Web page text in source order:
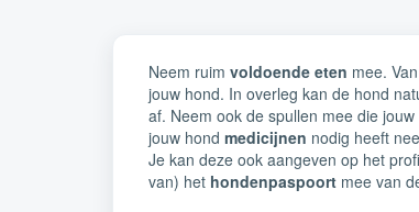
Neem ruim voldoende eten mee.
jouw hond. In overleg kan de hond
af. Neem ook de spullen mee die
jouw hond medicijnen nodig heeft
Je kan deze ook aangeven op het
van) het hondenpaspoort mee van